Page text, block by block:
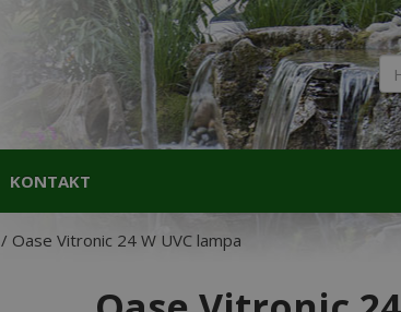
Skip
to
content
KONTAKT
/ Oase Vitronic 24 W UVC lampa